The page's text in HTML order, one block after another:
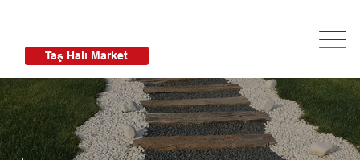
Taş Halı Market